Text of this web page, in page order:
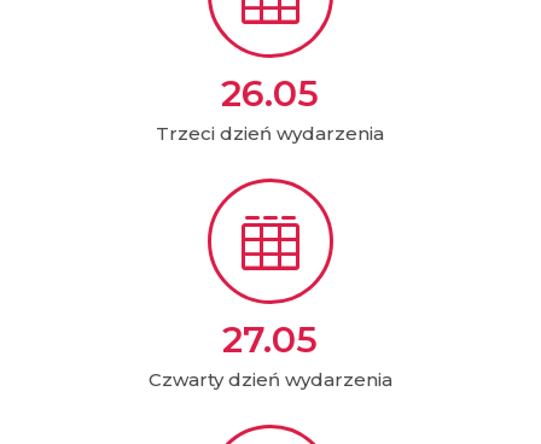
26.05
Trzeci dzień wydarzenia

27.05
Czwarty dzień wydarzenia